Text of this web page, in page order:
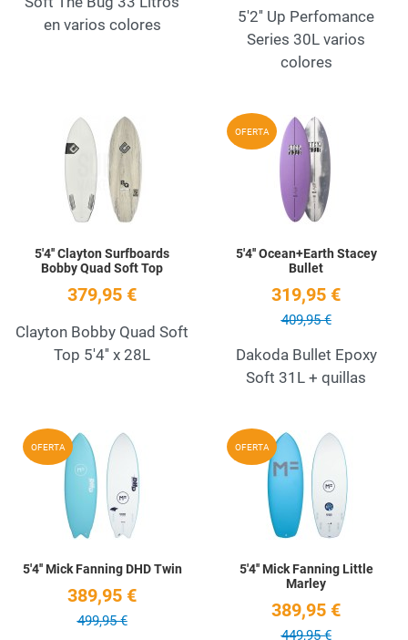
en varios colores
5'2'' Up Perfomance
Series 30L varios
colores
Add to Wishlist
5'4'' Clayton Surfboards
Bobby Quad Soft Top
379,95 €
Clayton Bobby Quad Soft
Top 5'4'' x 28L
OFERTA
5'4'' Ocean+Earth Stacey
Bullet
319,95 €
409,95 €
Dakoda Bullet Epoxy
Soft 31L + quillas
OFERTA Add to Wishlist
Quick View
5'4'' Mick Fanning DHD Twin
389,95 €
499,95 €
OFERTA
5'4'' Mick Fanning Little
Marley
389,95 €
449,95 €